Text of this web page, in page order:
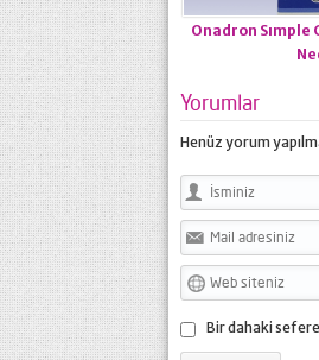
Onadron Sımple
Yorumlar
Henüz yorum
Bir dahaki